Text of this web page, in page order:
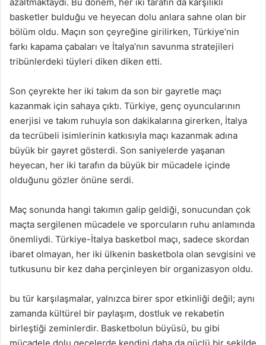
basketler bulduğu ve heyecan dolu anlara sahne olan bir
bölüm oldu. Maçın son çeyreğine girilirken, Türkiye’nin
farkı kapama çabaları ve İtalya’nın savunma stratejileri
tribünlerdeki tüyleri diken diken etti.
Son çeyrekte her iki takım da son bir gayretle maçı
kazanmak için sahaya çıktı. Türkiye, genç oyuncularının
enerjisi ve takım ruhuyla son dakikalarına girerken, İtalya
da tecrübeli isimlerinin katkısıyla maçı kazanmak adına
büyük bir gayret gösterdi. Son saniyelerde yaşanan
heyecan, her iki tarafın da büyük bir mücadele içinde
olduğunu gözler önüne serdi.
Maç sonunda hangi takımın galip geldiği, sonucundan çok
maçta sergilenen mücadele ve sporcuların ruhu anlamında
önemliydi. Türkiye-İtalya basketbol maçı, sadece skordan
ibaret olmayan, her iki ülkenin basketbola olan sevgisini ve
tutkusunu bir kez daha perçinleyen bir organizasyon oldu.
bu tür karşılaşmalar, yalnızca birer spor etkinliği değil; aynı
zamanda kültürel bir paylaşım, dostluk ve rekabetin
birleştiği zeminlerdir. Basketbolun büyüsü, bu gibi